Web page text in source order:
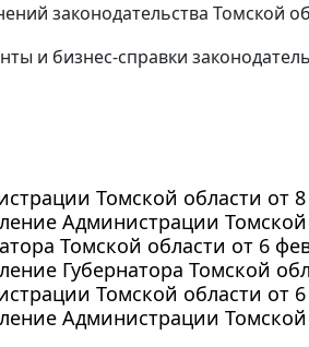
законодательства Томской
и бизнес-справки
Томской области от
Администрации Томской
Томской области от 6
Губернатора Томской
Томской области от
Администрации Томской